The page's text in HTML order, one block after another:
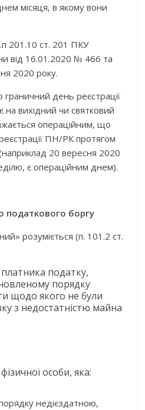
місяця, в якому вони
201.10 ст. 201 ПКУ
від 16.01.2020 № 466 та
2020 року.
день реєстрації
вихідний чи святковий
операційним, що
ПН/РК протягом
20 вересня 2020
є операційним днем).
податкового боргу
розуміється (п. 101.2 ст.
податку,
порядку
щодо якого не були
з недостатністю майна
особи, яка:
недієздатною,